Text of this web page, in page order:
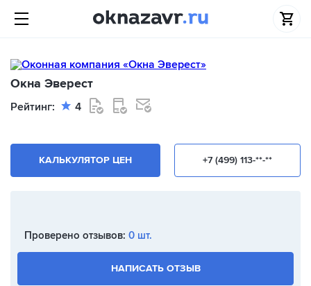
Окна Эверест
Рейтинг: 4
+7 (499) 113-**-**
КАЛЬКУЛЯТОР ЦЕН
Проверено отзывов: 0 шт.
НАПИСАТЬ ОТЗЫВ